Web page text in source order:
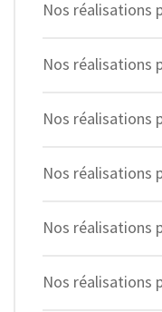
Nos réalisations
Nos réalisations
Nos réalisations
Nos réalisations
Nos réalisations
Nos réalisations